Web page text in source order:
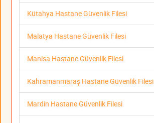
Kütahya Hastane Güvenlik Filesi
Malatya Hastane Güvenlik Filesi
Manisa Hastane Güvenlik Filesi
Kahramanmaraş Hastane Güvenlik Filesi
Mardin Hastane Güvenlik Filesi